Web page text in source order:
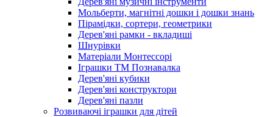
Мольберти, магнітні дошки і дошки знань
Пірамідки, сортери, геометрики
Дерев'яні рамки - вкладиші
Шнурівки
Матеріали Монтессорі
Іграшки ТМ Познавалка
Дерев'яні кубики
Дерев'яні конструктори
Дерев'яні пазли
Розвиваючі іграшки для дітей